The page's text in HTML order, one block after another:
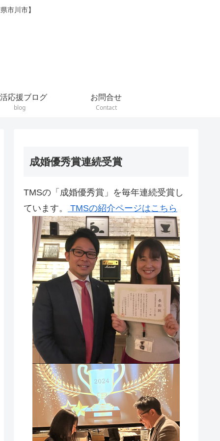
市川市】
応援ブログ
blog
お問合せ
Contact
成婚優秀賞連続受賞
TMSの「成婚優秀賞」を毎年連続受賞し
ています。
TMSの紹介ページはこちら